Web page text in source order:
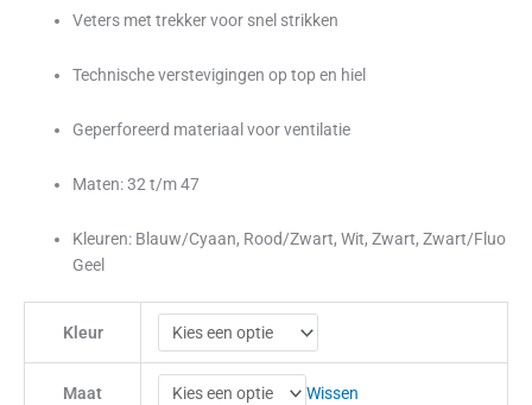
Veters met trekker voor snel strikken
Technische verstevigingen op top en hiel
Geperforeerd materiaal voor ventilatie
Maten: 32 t/m 47
Kleuren: Blauw/Cyaan, Rood/Zwart, Wit, Zwart, Zwart/Fluo
Geel
Kleur
Maat Wissen